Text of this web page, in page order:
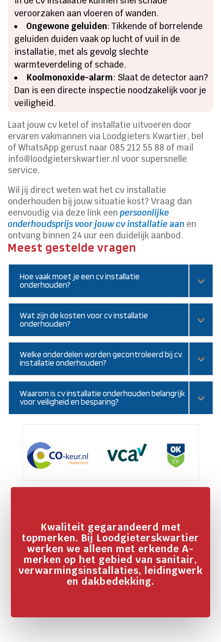
veroorzaken aan vloeren of wanden.
Ongewone geluiden: Tikkende of borrelende
geluiden duiden vaak op lucht of vuil in de
installatie, met als gevolg slechte
warmteverdeling of schade.
Koolmonoxide-alarm: Slaat de detector aan?
Dan is een directe inspectie noodzakelijk voor je
veiligheid.
Laat jouw cv ketel of installatie uitvoeren door
ervaren vakmannen via Loodgieters Kwartier, bel
of WhatsApp gerust naar 085 212 55 88 of mail
info@loodgieterskwartier.nl voor supersnelle
service.
Wil jij direct weten wat het cv installatie
onderhouden bij jouw situatie kost? Vraag dan
eenvoudig via deze link eenpersoonlijke
onderhoudsprijs voor jouw cv installatie aan en
ontvang binnen 24 uur een duidelijk aanbod.
Meest gestelde vragen
Hoe vaak moet je een cv installatie
onderhouden?
Wat zijn de kosten voor cv installatie
onderhouden?
Welke onderdelen worden gecontroleerd bij cv
installatie onderhouden?
Waarom is cv installatie onderhouden belangrijk
voor veiligheid en besparing?
Kwaliteit gegarandeerd met
topmerken. Bij Loodgieterskwartier
werken we alleen met erkende A-
merken op het gebied van sanitair,
verwarmingsinstallaties, leidingwerk
en dakbedekking.